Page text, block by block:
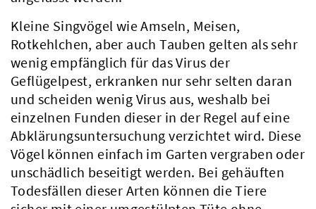
Kleine Singvögel wie Amseln, Meisen,
Rotkehlchen, aber auch Tauben gelten als sehr
wenig empfänglich für das Virus der
Geflügelpest, erkranken nur sehr selten daran
und scheiden wenig Virus aus, weshalb bei
einzelnen Funden dieser in der Regel auf eine
Abklärungsuntersuchung verzichtet wird. Diese
Vögel können einfach im Garten vergraben oder
unschädlich beseitigt werden. Bei gehäuften
Todesfällen dieser Arten können die Tiere